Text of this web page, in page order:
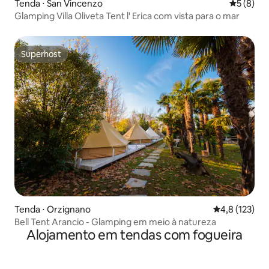
Tenda ⋅ San Vincenzo 5 de
5 (8)
Glamping Villa Oliveta Tent l' Erica com vista para o mar
Superhost
Superhost
Tenda ⋅ Orzignano 4,8 de uma
4,8 (123)
Bell Tent Arancio - Glamping em meio à natureza
Alojamento em tendas com fogueira